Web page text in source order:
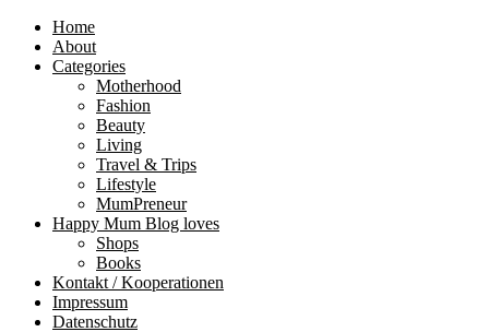
Home
About
Categories
Motherhood
Fashion
Beauty
Living
Travel & Trips
Lifestyle
MumPreneur
Happy Mum Blog loves
Shops
Books
Kontakt / Kooperationen
Impressum
Datenschutz